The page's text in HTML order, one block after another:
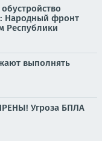
Народный фронт
Республики
выполнять
Угроза БПЛА